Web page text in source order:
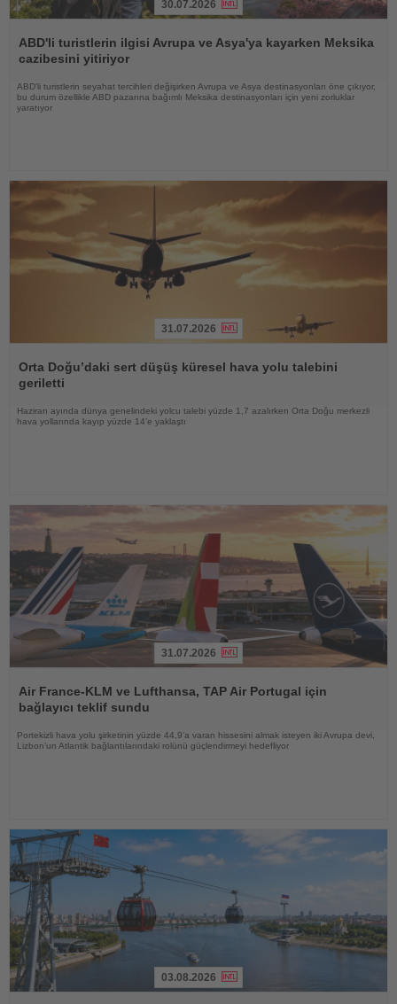
Oku
30.07.2026
ABD'li turistlerin ilgisi Avrupa ve Asya'ya kayarken Meksika
cazibesini yitiriyor
ABD'li turistlerin seyahat tercihleri değişirken Avrupa ve Asya destinasyonları öne çıkıyor,
bu durum özellikle ABD pazarına bağımlı Meksika destinasyonları için yeni zorluklar
yaratıyor
Oku
31.07.2026
Orta Doğu’daki sert düşüş küresel hava yolu talebini
geriletti
Haziran ayında dünya genelindeki yolcu talebi yüzde 1,7 azalırken Orta Doğu merkezli
hava yollarında kayıp yüzde 14’e yaklaştı
Oku
31.07.2026
Air France-KLM ve Lufthansa, TAP Air Portugal için
bağlayıcı teklif sundu
Portekizli hava yolu şirketinin yüzde 44,9’a varan hissesini almak isteyen iki Avrupa devi,
Lizbon’un Atlantik bağlantılarındaki rolünü güçlendirmeyi hedefliyor
03.08.2026